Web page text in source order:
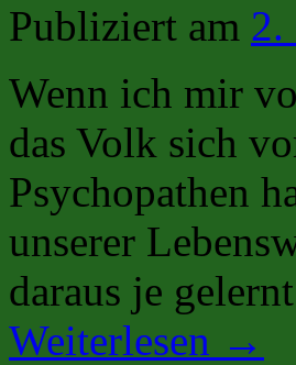
Publiziert am 2.
Wenn ich mir
das Volk sich
Psychopathen
unserer
daraus je
Weiterlesen →